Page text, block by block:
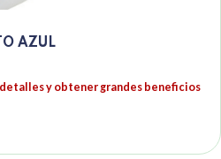
AZUL
y obtener grandes beneficios